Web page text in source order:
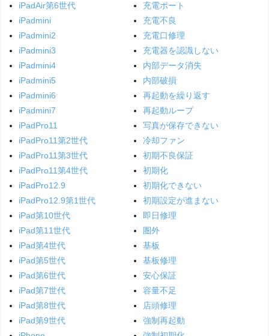
iPadAir第6世代
iPadmini
iPadmini2
iPadmini3
iPadmini4
iPadmini5
iPadmini6
iPadmini7
iPadPro11
iPadPro11第2世代
iPadPro11第3世代
iPadPro11第4世代
iPadPro12.9
iPadPro12.9第1世代
iPad第10世代
iPad第11世代
iPad第4世代
iPad第5世代
iPad第6世代
iPad第7世代
iPad第8世代
iPad第9世代
充電ポート
充電不良
充電口修理
充電器を認識しない
内部データ消失
内部破損
再起動を繰り返す
再起動ループ
写真が保存できない
冷却ファン
初期不良保証
初期化
初期化できない
初期設定が進まない
即日修理
圏外
基板
基板修理
安心保証
容量不足
店頭修理
強制再起動